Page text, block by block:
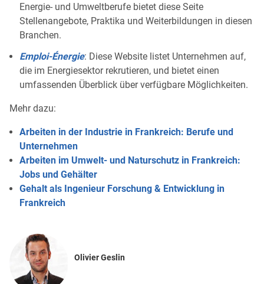
Energie- und Umweltberufe bietet diese Seite
Stellenangebote, Praktika und Weiterbildungen in diesen
Branchen.
Emploi-Énergie: Diese Website listet Unternehmen auf,
die im Energiesektor rekrutieren, und bietet einen
umfassenden Überblick über verfügbare Möglichkeiten.
Mehr dazu:
Arbeiten in der Industrie in Frankreich: Berufe und
Unternehmen
Arbeiten im Umwelt- und Naturschutz in Frankreich:
Jobs und Gehälter
Gehalt als Ingenieur Forschung & Entwicklung in
Frankreich
Olivier Geslin